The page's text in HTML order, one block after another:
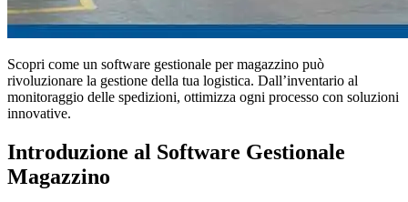
Scopri come un software gestionale per magazzino può
rivoluzionare la gestione della tua logistica. Dall’inventario al
monitoraggio delle spedizioni, ottimizza ogni processo con soluzioni
innovative.
Introduzione al Software Gestionale
Magazzino